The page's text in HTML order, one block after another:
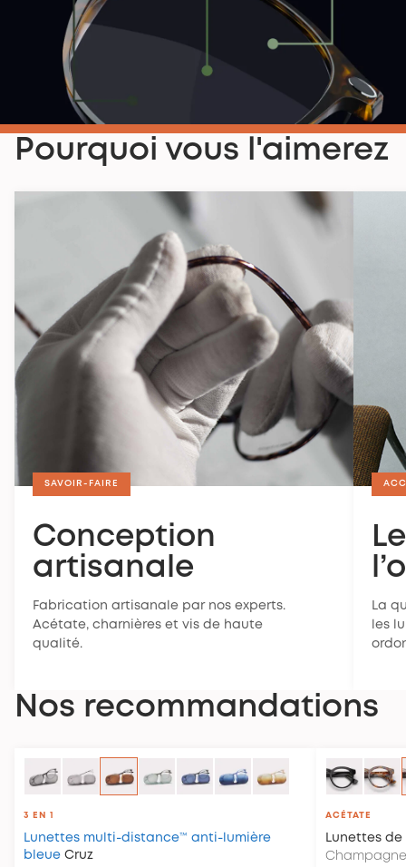
Pourquoi vous l'aimerez
SAVOIR-FAIRE
Conception
artisanale
Fabrication artisanale par nos experts.
Acétate, charnières et vis de haute
qualité.
La
les
Nos recommandations
3 EN 1
Lunettes multi-distance™ anti-lumière
bleue Cruz
ACÉTATE
Lunettes